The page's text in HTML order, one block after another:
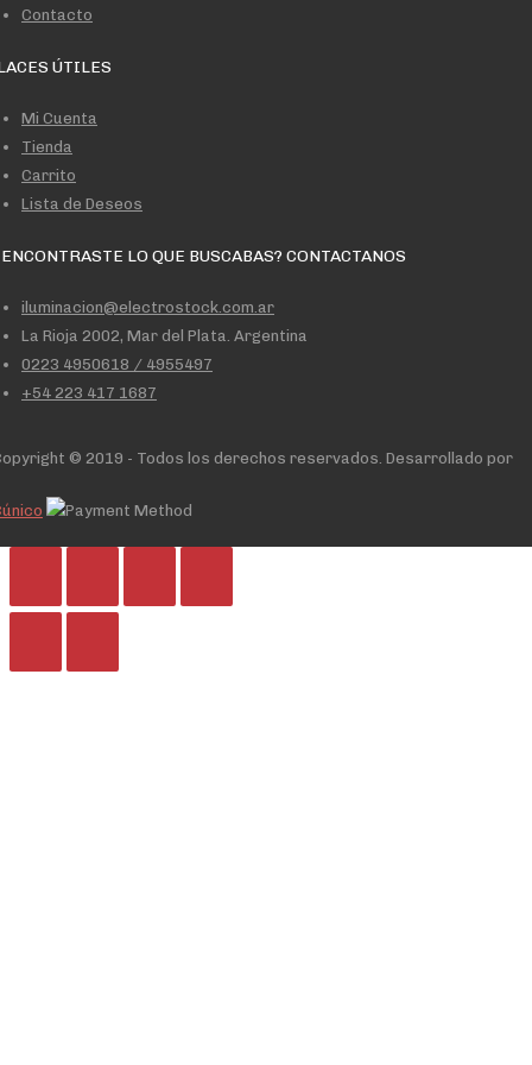
Contacto
ÚTILES
Mi Cuenta
Tienda
Carrito
Lista de Deseos
LO QUE BUSCABAS? CONTACTANOS
iluminacion@electrostock.com.ar
La Rioja 2002, Mar del Plata. Argentina
0223 4950618 / 4955497
+54 223 417 1687
© 2019 - Todos los derechos reservados. Desarrollado por